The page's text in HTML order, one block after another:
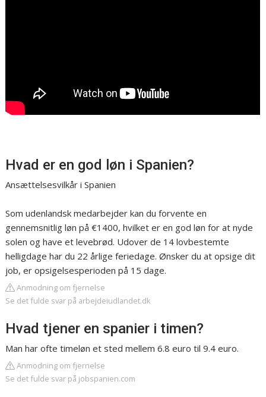
Hvad er en god løn i Spanien?
Ansættelsesvilkår i Spanien
Som udenlandsk medarbejder kan du forvente en
gennemsnitlig løn på €1400, hvilket er en god løn for at nyde
solen og have et levebrød. Udover de 14 lovbestemte
helligdage har du 22 årlige feriedage. Ønsker du at opsige dit
job, er opsigelsesperioden på 15 dage.
Anmodning om fjernelse
Se det fulde svar på arbejdeiudlandet.dk
Hvad tjener en spanier i timen?
Man har ofte timeløn et sted mellem 6.8 euro til 9.4 euro.
Anmodning om fjernelse
Se det fulde svar på jobspanien.com